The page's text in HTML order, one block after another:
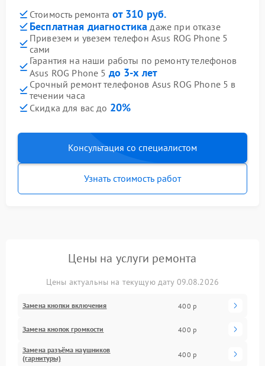
Стоимость ремонта от 310 руб.
Бесплатная диагностика даже при отказе
Привезем и увезем телефон Asus ROG Phone 5
сами
Гарантия на наши работы по ремонту телефонов
Asus ROG Phone 5 до 3-х лет
Срочный ремонт телефонов Asus ROG Phone 5 в
течении часа
Скидка для вас до 20%
Консультация со специалистом
Узнать стоимость работ
Цены на услуги ремонта
Цены актуальны на текущую дату 09.08.2026
Замена кнопки включения 400 р
Замена кнопок громкости 400 р
Замена разъёма наушников
(гарнитуры)
400 р